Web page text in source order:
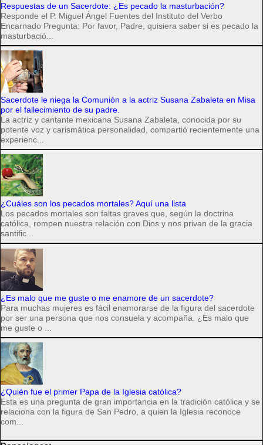
Respuestas de un Sacerdote: ¿Es pecado la masturbación?
Responde el P. Miguel Ángel Fuentes del Instituto del Verbo
Encarnado Pregunta: Por favor, Padre, quisiera saber si es pecado la
masturbació...
Sacerdote le niega la Comunión a la actriz Susana Zabaleta en Misa
por el fallecimiento de su padre.
La actriz y cantante mexicana Susana Zabaleta, conocida por su
potente voz y carismática personalidad, compartió recientemente una
experienc...
¿Cuáles son los pecados mortales? Aquí una lista
Los pecados mortales son faltas graves que, según la doctrina
católica, rompen nuestra relación con Dios y nos privan de la gracia
santific...
¿Es malo que me guste o me enamore de un sacerdote?
Para muchas mujeres es fácil enamorarse de la figura del sacerdote
por ser una persona que nos consuela y acompaña. ¿Es malo que
me guste o ...
¿Quién fue el primer Papa de la Iglesia católica?
Esta es una pregunta de gran importancia en la tradición católica y se
relaciona con la figura de San Pedro, a quien la Iglesia reconoce
com...